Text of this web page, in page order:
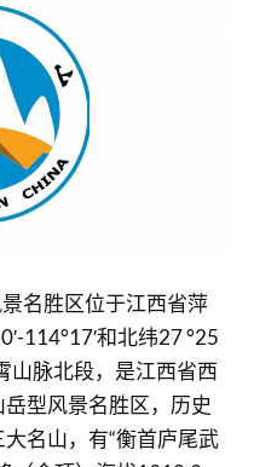
名胜区位于江西省萍
114°17′和北纬27 °25
山脉北段，是江西省西
型风景名胜区，历史
名山，有“衡首庐尾武